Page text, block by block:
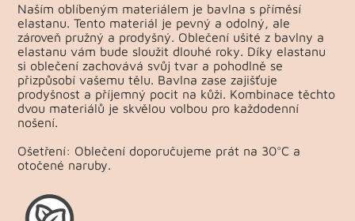
Naším oblíbeným materiálem je bavlna s příměsí
elastanu. Tento materiál je pevný a odolný, ale
zároveň pružný a prodyšný. Oblečení ušité z bavlny a
elastanu vám bude sloužit dlouhé roky. Díky elastanu
si oblečení zachovává svůj tvar a pohodlně se
přizpůsobí vašemu tělu. Bavlna zase zajišťuje
prodyšnost a příjemný pocit na kůži. Kombinace těchto
dvou materiálů je skvělou volbou pro každodenní
nošení.
Ošetření: Oblečení doporučujeme prát na 30°C a
otočené naruby.